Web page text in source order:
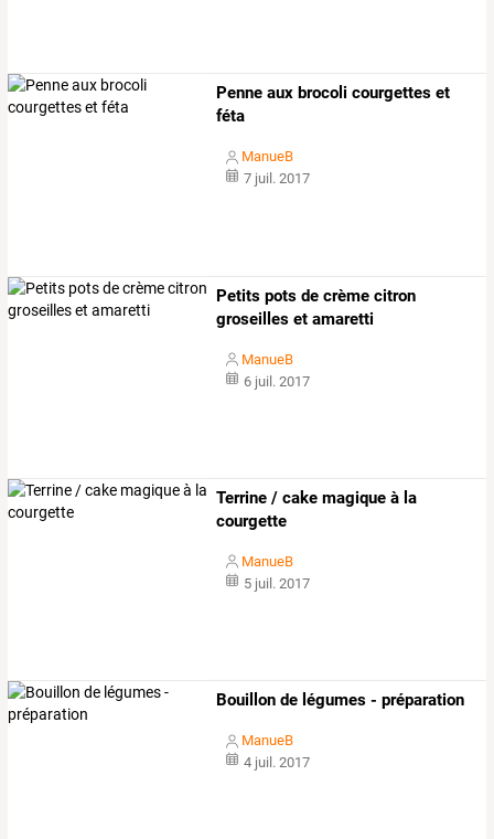
Penne aux brocoli courgettes et
féta
ManueB
7 juil. 2017
Petits pots de crème citron
groseilles et amaretti
ManueB
6 juil. 2017
Terrine / cake magique à la
courgette
ManueB
5 juil. 2017
Bouillon de légumes - préparation
ManueB
4 juil. 2017